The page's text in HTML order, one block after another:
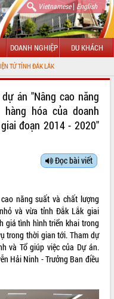
Vietnamese| English
DOANH NGHIỆP DU KHÁCH
ĐẮK LẮK
án "Nâng cao năng
hóa của doanh
đoạn 2014 - 2020"
Đọc bài viết
năng suất và chất lượng
và vừa tỉnh Đắk Lắk giai
giá tình hình triển khai trong
trong thời gian tới. Tham dự
và Tổ giúp việc của Dự án.
Hải Ninh - Trưởng Ban điều